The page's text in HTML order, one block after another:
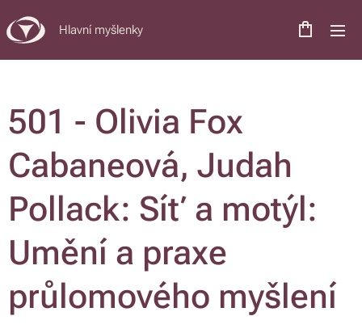
Hlavní myšlenky
501 - Olivia Fox
Cabaneová, Judah
Pollack: Síť a motýl:
Umění a praxe
průlomového myšlení